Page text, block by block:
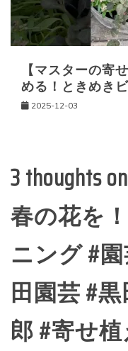
【マスターの寄
める！ときめき
2025-12-03
3 thoughts
春の花を
ニング #
田園芸 #
郎 #寄せ植